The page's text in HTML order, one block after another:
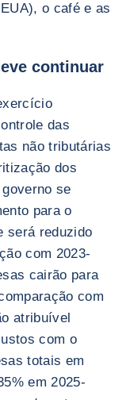
o café e as
continuar
das
não tributárias
dos
se
para o
será reduzido
com 2023-
cairão para
com
atribuível
com o
totais em
em 2025-